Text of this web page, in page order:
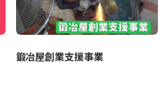
鍛冶屋創業支援事業